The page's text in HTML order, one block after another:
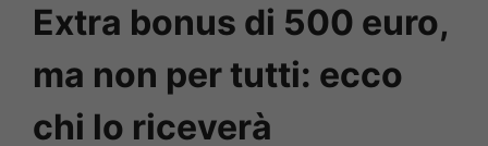
Extra bonus di 500 euro,
ma non per tutti: ecco
chi lo riceverà